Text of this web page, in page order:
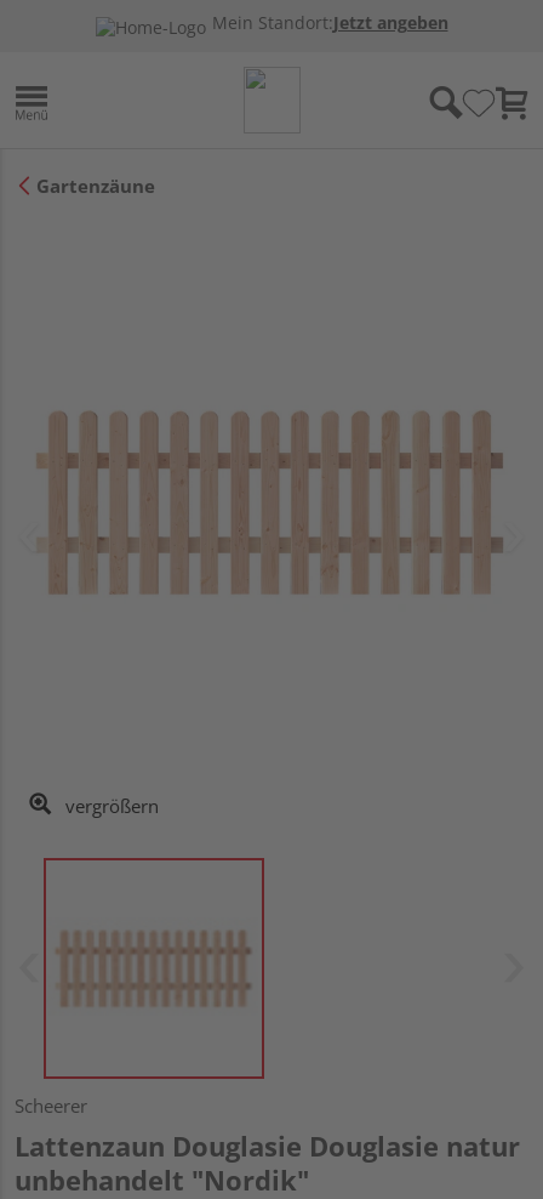
Mein Standort:Jetzt angeben
Gartenzäune
vergrößern
Scheerer
Lattenzaun Douglasie Douglasie natur
unbehandelt "Nordik"